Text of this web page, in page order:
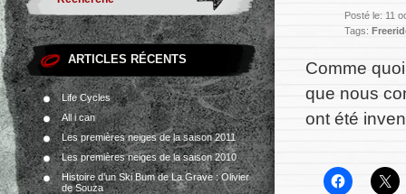
ARTICLES RÉCENTS
Life Cycles
All i can
Les premières neiges de la saison 2011
Les premières neiges de la saison 2010
Histoire d’un Ski Bum de La Grave : Olivier
de Souza
Posté le: 11
Tags:
Comme
que nous
ont été